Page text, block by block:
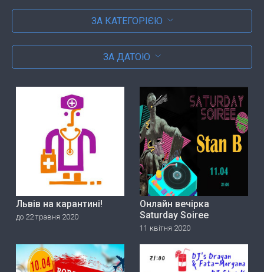
ЗА КАТЕГОРІЄЮ
ЗА ДАТОЮ
Львів на карантині!
до 22 травня 2020
Онлайн вечірка
Saturday Soiree
11 квітня 2020